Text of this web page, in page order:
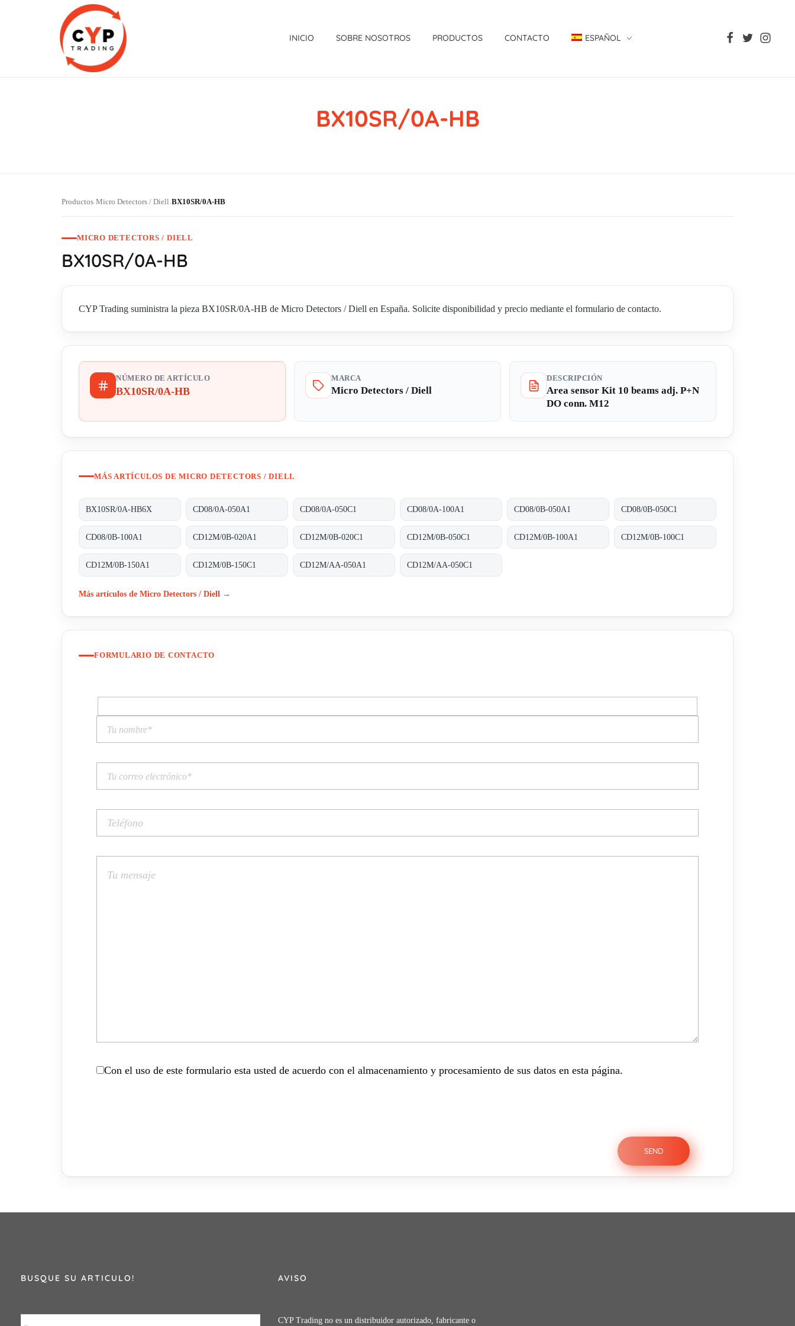
INICIO SOBRE NOSOTROS PRODUCTOS CONTACTO ESPAÑOL
BX10SR/0A-HB
Productos›Micro Detectors / Diell›BX10SR/0A-HB
MICRO DETECTORS / DIELL
BX10SR/0A-HB
CYP Trading suministra la pieza BX10SR/0A-HB de Micro Detectors / Diell en España. Solicite disponibilidad y precio mediante el formulario de contacto.
NÚMERO DE ARTÍCULO
BX10SR/0A-HB
MARCA
Micro Detectors / Diell
DESCRIPCIÓN
Area sensor Kit 10 beams adj. P+N
DO conn. M12
MÁS ARTÍCULOS DE MICRO DETECTORS / DIELL
BX10SR/0A-HB6X CD08/0A-050A1 CD08/0A-050C1 CD08/0A-100A1 CD08/0B-050A1 CD08/0B-050C1
CD08/0B-100A1 CD12M/0B-020A1 CD12M/0B-020C1 CD12M/0B-050C1 CD12M/0B-100A1 CD12M/0B-100C1
CD12M/0B-150A1 CD12M/0B-150C1 CD12M/AA-050A1 CD12M/AA-050C1
Más artículos de Micro Detectors / Diell →
FORMULARIO DE CONTACTO
Con el uso de este formulario esta usted de acuerdo con el almacenamiento y procesamiento de sus datos en esta página.
BUSQUE SU ARTICULO! AVISO
CYP Trading no es un distribuidor autorizado, fabricante o